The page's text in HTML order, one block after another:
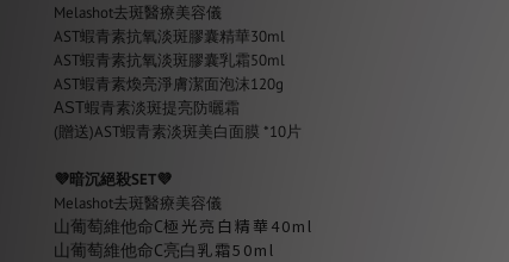
Melashot去斑醫療美容儀
AST蝦青素抗氧淡斑膠囊精華30ml
AST蝦青素抗氧淡斑膠囊乳霜50ml
AST蝦青素煥亮淨膚潔面泡沫120g
AST蝦青素淡斑提亮防曬霜
(贈送)AST蝦青素淡斑美白面膜 *10片
💜暗沉絕殺SET💜
Melashot去斑醫療美容儀
山葡萄維他命C極光亮白精華40ml
山葡萄維他命C亮白乳霜50ml